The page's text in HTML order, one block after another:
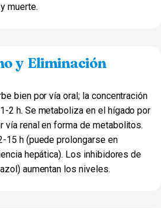
muerte.
y Eliminación
bien por vía oral; la concentración
2 h. Se metaboliza en el hígado por
vía renal en forma de metabolitos.
15 h (puede prolongarse en
hepática). Los inhibidores de
aumentan los niveles.